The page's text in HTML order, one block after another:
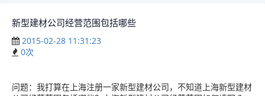
新型建材公司经营范围包括哪些
2015-02-28 11:31:23
0次
问题：我打算在上海注册一家新型建材公司，不知道上海新型建材